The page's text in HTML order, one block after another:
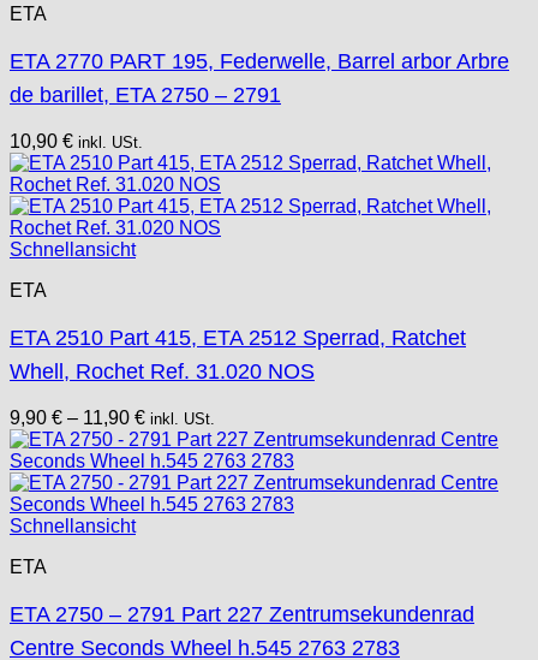
ETA
ETA 2770 PART 195, Federwelle, Barrel arbor Arbre
de barillet, ETA 2750 – 2791
10,90 € inkl. USt.
Schnellansicht
ETA
ETA 2510 Part 415, ETA 2512 Sperrad, Ratchet
Whell, Rochet Ref. 31.020 NOS
9,90 € – 11,90 € inkl. USt.
Schnellansicht
ETA
ETA 2750 – 2791 Part 227 Zentrumsekundenrad
Centre Seconds Wheel h.545 2763 2783